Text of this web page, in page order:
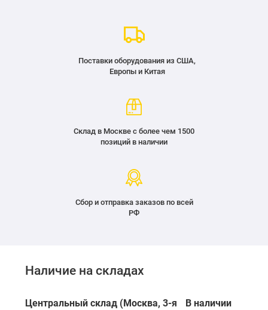
Поставки оборудования из США,
Европы и Китая
Склад в Москве с более чем 1500
позиций в наличии
Сбор и отправка заказов по всей
РФ
Наличие на складах
Центральный склад (Москва, 3-я
В наличии